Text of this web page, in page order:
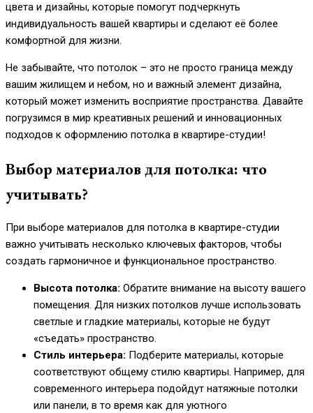
цвета и дизайны, которые помогут подчеркнуть
индивидуальность вашей квартиры и сделают её более
комфортной для жизни.
Не забывайте, что потолок – это не просто граница между
вашим жилищем и небом, но и важный элемент дизайна,
который может изменить восприятие пространства. Давайте
погрузимся в мир креативных решений и инновационных
подходов к оформлению потолка в квартире-студии!
Выбор материалов для потолка: что
учитывать?
При выборе материалов для потолка в квартире-студии
важно учитывать несколько ключевых факторов, чтобы
создать гармоничное и функциональное пространство.
Высота потолка: Обратите внимание на высоту вашего
помещения. Для низких потолков лучше использовать
светлые и гладкие материалы, которые не будут
«съедать» пространство.
Стиль интерьера: Подберите материалы, которые
соответствуют общему стилю квартиры. Например, для
современного интерьера подойдут натяжные потолки
или панели, в то время как для уютного